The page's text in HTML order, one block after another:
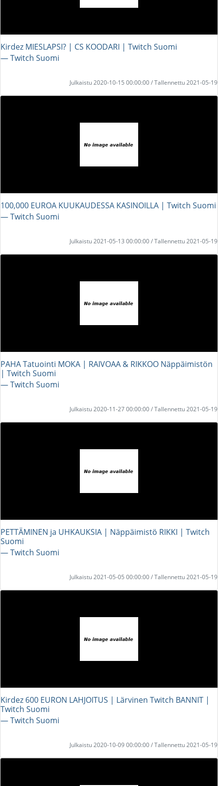
Kirdez MIESLAPSI? | CS KOODARI | Twitch Suomi
― Twitch Suomi
Julkaistu 2020-10-15 00:00:00 / Tallennettu 2021-05-19
100,000 EUROA KUUKAUDESSA KASINOILLA | Twitch Suomi
― Twitch Suomi
Julkaistu 2021-05-13 00:00:00 / Tallennettu 2021-05-19
PAHA Tatuointi MOKA | RAIVOAA & RIKKOO Näppäimistön
| Twitch Suomi
― Twitch Suomi
Julkaistu 2020-11-27 00:00:00 / Tallennettu 2021-05-19
PETTÄMINEN ja UHKAUKSIA | Näppäimistö RIKKI | Twitch
Suomi
― Twitch Suomi
Julkaistu 2021-05-05 00:00:00 / Tallennettu 2021-05-19
Kirdez 600 EURON LAHJOITUS | Lärvinen Twitch BANNIT |
Twitch Suomi
― Twitch Suomi
Julkaistu 2020-10-09 00:00:00 / Tallennettu 2021-05-19